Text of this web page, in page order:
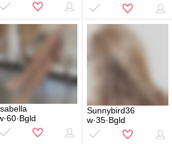
Sunnybird36
w·35·Bgld